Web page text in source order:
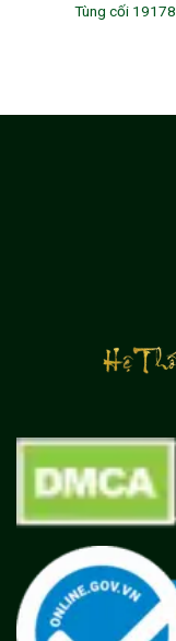
Tùng cối 19178